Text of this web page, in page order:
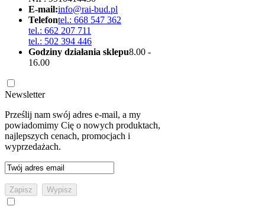
E-mail:info@rai-bud.pl
Telefontel.: 668 547 362
tel.: 662 207 711
tel.: 502 394 446
Godziny działania sklepu8.00 -
16.00
Newsletter
Prześlij nam swój adres e-mail, a my
powiadomimy Cię o nowych produktach,
najlepszych cenach, promocjach i
wyprzedażach.